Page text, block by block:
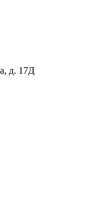
д. 17Д